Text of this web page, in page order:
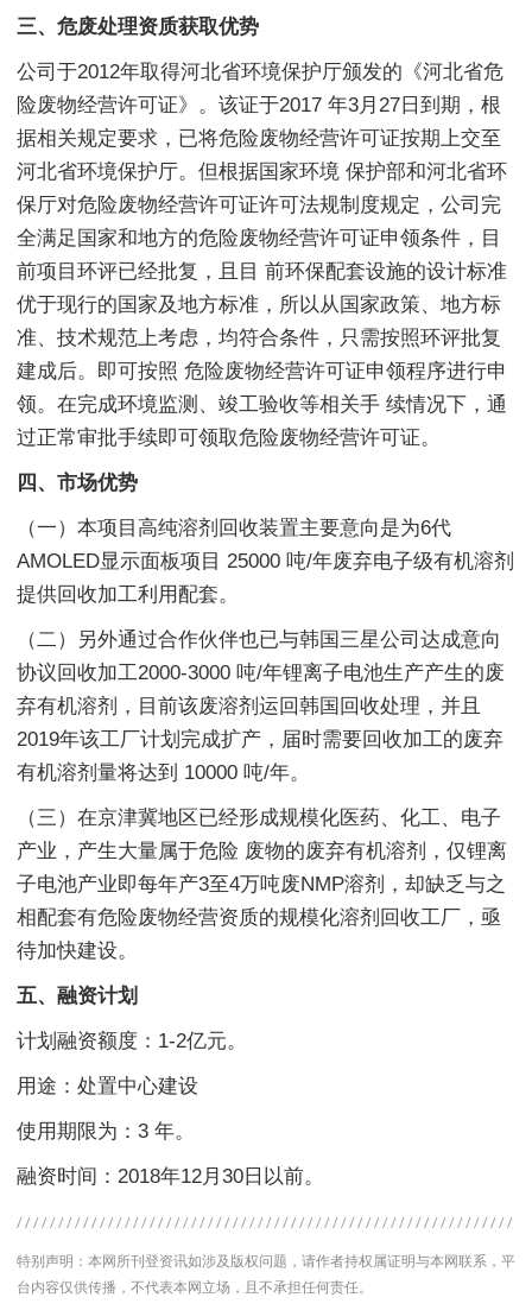
三、危废处理资质获取优势
公司于2012年取得河北省环境保护厅颁发的《河北省危
险废物经营许可证》。该证于2017 年3月27日到期，根
据相关规定要求，已将危险废物经营许可证按期上交至
河北省环境保护厅。但根据国家环境 保护部和河北省环
保厅对危险废物经营许可证许可法规制度规定，公司完
全满足国家和地方的危险废物经营许可证申领条件，目
前项目环评已经批复，且目 前环保配套设施的设计标准
优于现行的国家及地方标准，所以从国家政策、地方标
准、技术规范上考虑，均符合条件，只需按照环评批复
建成后。即可按照 危险废物经营许可证申领程序进行申
领。在完成环境监测、竣工验收等相关手 续情况下，通
过正常审批手续即可领取危险废物经营许可证。
四、市场优势
（一）本项目高纯溶剂回收装置主要意向是为6代
AMOLED显示面板项目 25000 吨/年废弃电子级有机溶剂
提供回收加工利用配套。
（二）另外通过合作伙伴也已与韩国三星公司达成意向
协议回收加工2000-3000 吨/年锂离子电池生产产生的废
弃有机溶剂，目前该废溶剂运回韩国回收处理，并且
2019年该工厂计划完成扩产，届时需要回收加工的废弃
有机溶剂量将达到 10000 吨/年。
（三）在京津冀地区已经形成规模化医药、化工、电子
产业，产生大量属于危险 废物的废弃有机溶剂，仅锂离
子电池产业即每年产3至4万吨废NMP溶剂，却缺乏与之
相配套有危险废物经营资质的规模化溶剂回收工厂，亟
待加快建设。
五、融资计划
计划融资额度：1-2亿元。
用途：处置中心建设
使用期限为：3 年。
融资时间：2018年12月30日以前。
特别声明：本网所刊登资讯如涉及版权问题，请作者持权属证明与本网联系，平
台内容仅供传播，不代表本网立场，且不承担任何责任。